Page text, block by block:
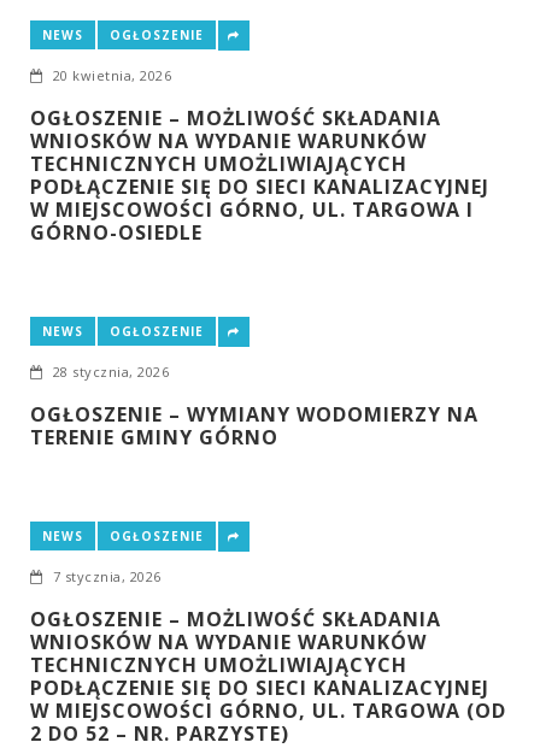
NEWS OGŁOSZENIE
20 kwietnia, 2026
OGŁOSZENIE – MOŻLIWOŚĆ SKŁADANIA
WNIOSKÓW NA WYDANIE WARUNKÓW
TECHNICZNYCH UMOŻLIWIAJĄCYCH
PODŁĄCZENIE SIĘ DO SIECI KANALIZACYJNEJ
W MIEJSCOWOŚCI GÓRNO, UL. TARGOWA I
GÓRNO-OSIEDLE
NEWS OGŁOSZENIE
28 stycznia, 2026
OGŁOSZENIE – WYMIANY WODOMIERZY NA
TERENIE GMINY GÓRNO
NEWS OGŁOSZENIE
7 stycznia, 2026
OGŁOSZENIE – MOŻLIWOŚĆ SKŁADANIA
WNIOSKÓW NA WYDANIE WARUNKÓW
TECHNICZNYCH UMOŻLIWIAJĄCYCH
PODŁĄCZENIE SIĘ DO SIECI KANALIZACYJNEJ
W MIEJSCOWOŚCI GÓRNO, UL. TARGOWA (OD
2 DO 52 – NR. PARZYSTE)